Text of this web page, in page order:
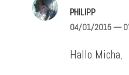
PHILIPP
04/01/2015—
Hallo Micha,